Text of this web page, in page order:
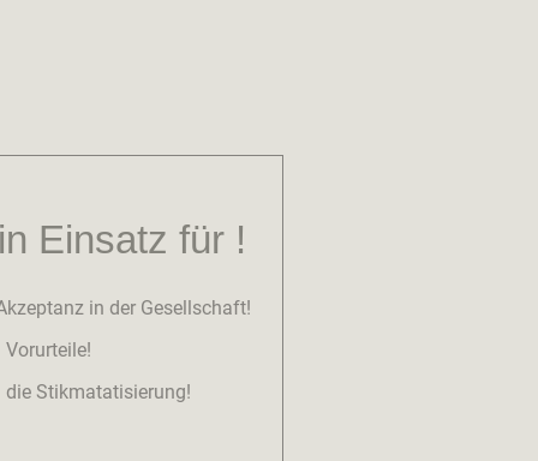
Einsatz für !
in der Gesellschaft!
Vorurteile!
die Stikmatatisierung!